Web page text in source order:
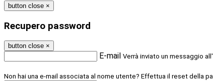
button close ×
Recupero password
button close ×
E-mail Verrà inviato un messaggio
Non hai una e-mail associata al nome utente? Effettua il reset della